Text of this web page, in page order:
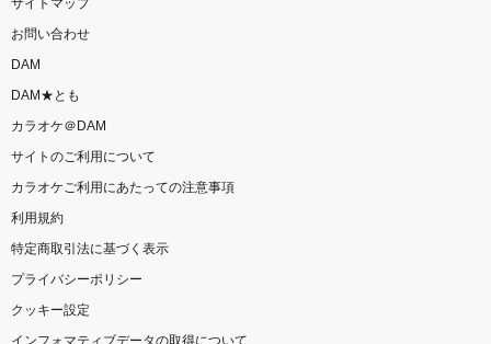
お問い合わせ
DAM
DAM★とも
カラオケ＠DAM
サイトのご利用について
カラオケご利用にあたっての注意事項
利用規約
特定商取引法に基づく表示
プライバシーポリシー
クッキー設定
インフォマティブデータの取得について